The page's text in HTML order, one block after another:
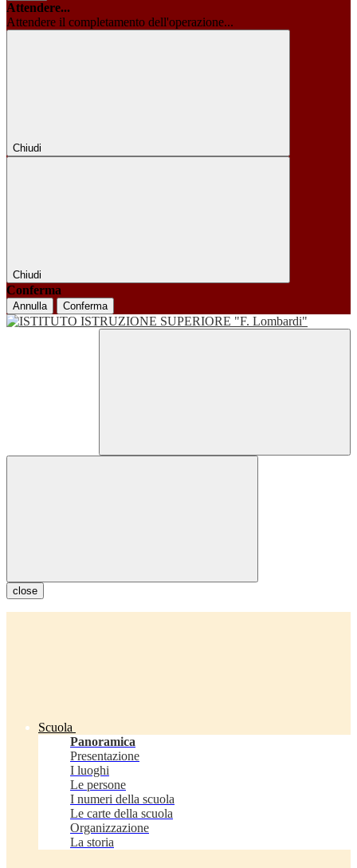
Attendere...
Attendere il completamento dell'operazione...
Chiudi
Chiudi
Conferma
Annulla Conferma
close
Scuola
Panoramica
Presentazione
I luoghi
Le persone
I numeri della scuola
Le carte della scuola
Organizzazione
La storia